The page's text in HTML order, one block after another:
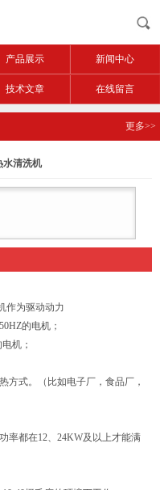
产品展示 新闻中心
技术文章 在线留言
更多>>
水清洗机
作为驱动动力
的电机；
机；
方式。（比如电子厂，食品厂，
率都在12、24KW及以上才能满